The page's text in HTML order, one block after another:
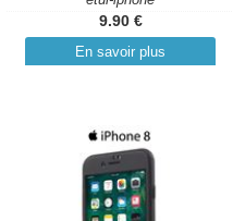
9.90 €
En savoir plus